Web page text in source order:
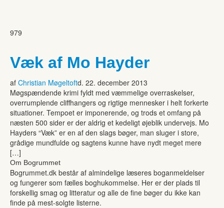
979
Væk af Mo Hayder
af Christian Møgeltoftd. 22. december 2013
Møgspændende krimi fyldt med væmmelige overraskelser,
overrumplende cliffhangers og rigtige mennesker i helt forkerte
situationer. Tempoet er imponerende, og trods et omfang på
næsten 500 sider er der aldrig et kedeligt øjeblik undervejs. Mo
Hayders “Væk” er en af den slags bøger, man sluger i store,
grådige mundfulde og sagtens kunne have nydt meget mere
[…]
Om Bogrummet
Bogrummet.dk består af almindelige læseres boganmeldelser
og fungerer som fælles boghukommelse. Her er der plads til
forskellig smag og litteratur og alle de fine bøger du ikke kan
finde på mest-solgte listerne.